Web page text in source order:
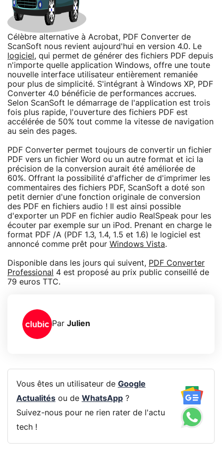
Célèbre alternative à Acrobat, PDF Converter de
ScanSoft nous revient aujourd'hui en version 4.0. Le
logiciel , qui permet de générer des fichiers PDF depuis
n'importe quelle application Windows, offre une toute
nouvelle interface utilisateur entièrement remaniée
pour plus de simplicité. S'intégrant à Windows XP, PDF
Converter 4.0 bénéficie de performances accrues.
Selon ScanSoft le démarrage de l'application est trois
fois plus rapide, l'ouverture des fichiers PDF est
accélérée de 50% tout comme la vitesse de navigation
au sein des pages.
PDF Converter permet toujours de convertir un fichier
PDF vers un fichier Word ou un autre format et ici la
précision de la conversion aurait été améliorée de
60%. Offrant la possibilité d'afficher de d'imprimer les
commentaires des fichiers PDF, ScanSoft a doté son
petit dernier d'une fonction originale de conversion
des PDF en fichiers audio ! Il est ainsi possible
d'exporter un PDF en fichier audio RealSpeak pour les
écouter par exemple sur un iPod. Prenant en charge le
format PDF /A (PDF 1.3, 1.4, 1.5 et 1.6) le logiciel est
annoncé comme prêt pour Windows Vista.
Disponible dans les jours qui suivent, PDF Converter
Professional
4 est proposé au prix public conseillé de
79 euros TTC.
Par Julien
Vous êtes un utilisateur de Google
Actualitésou de WhatsApp?
Suivez-nous pour ne rien rater de l'actu
tech !